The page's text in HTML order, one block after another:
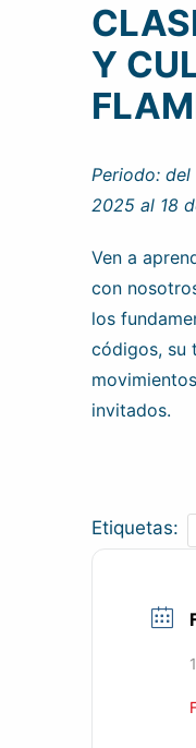
Y
Periodo:
2025 al 18
Ven a
con
los
códigos, su
invitados.
Etiquetas: